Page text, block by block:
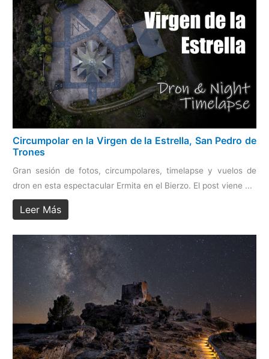
Circumpolar en la Virgen de la Estrella, San Pedro de
Trones
Gran sesión de fotos, circumpolares, timelapse y vuelos de
dron en esta espectacular Ermita en el Bierzo. El post viene ...
Leer Más